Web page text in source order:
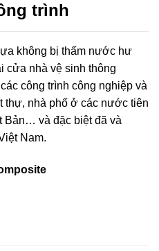
trình
không bị thấm nước hư
cửa nhà vệ sinh thông
công trình công nghiệp và
thự, nhà phố ở các nước tiên
Bản… và đặc biệt đã và
Nam.